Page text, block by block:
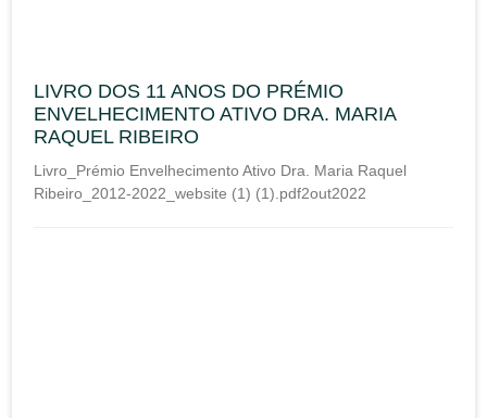
LIVRO DOS 11 ANOS DO PRÉMIO
ENVELHECIMENTO ATIVO DRA. MARIA
RAQUEL RIBEIRO
Livro_Prémio Envelhecimento Ativo Dra. Maria Raquel
Ribeiro_2012-2022_website (1) (1).pdf2out2022